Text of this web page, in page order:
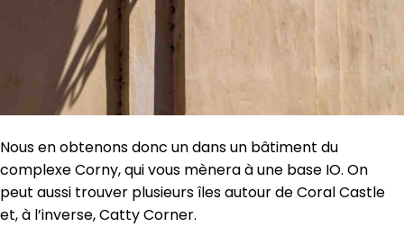
Nous en obtenons donc un dans un bâtiment du
complexe Corny, qui vous mènera à une base IO. On
peut aussi trouver plusieurs îles autour de Coral Castle
et, à l’inverse, Catty Corner.